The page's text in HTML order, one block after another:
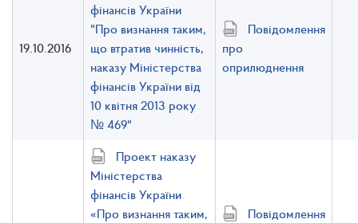
19.10.2016
фінансів України
"Про визнання таким,
що втратив чинність,
наказу Міністерства
фінансів України від
10 квітня 2013 року
№ 469"
Повідомлення
про
оприлюднення
Проект наказу
Міністерства
фінансів України
«Про визнання таким,
Повідомлення